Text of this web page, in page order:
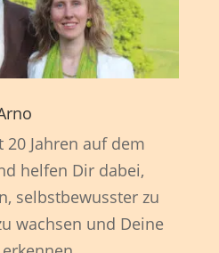
Jahren auf dem
helfen Dir dabei,
selbstbewusster zu
wachsen und Deine